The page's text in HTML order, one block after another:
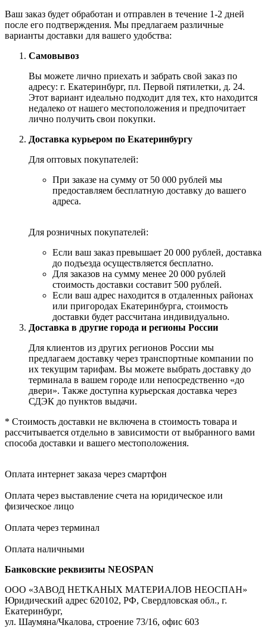
Ваш заказ будет обработан и отправлен в течение 1-2 дней
после его подтверждения. Мы предлагаем различные
варианты доставки для вашего удобства:
Самовывоз
Вы можете лично приехать и забрать свой заказ по
адресу: г. Екатеринбург, пл. Первой пятилетки, д. 24.
Этот вариант идеально подходит для тех, кто находится
недалеко от нашего местоположения и предпочитает
лично получить свои покупки.
Доставка курьером по Екатеринбургу
Для оптовых покупателей:
При заказе на сумму от 50 000 рублей мы
предоставляем бесплатную доставку до вашего
адреса.
Для розничных покупателей:
Если ваш заказ превышает 20 000 рублей, доставка
до подъезда осуществляется бесплатно.
Для заказов на сумму менее 20 000 рублей
стоимость доставки составит 500 рублей.
Если ваш адрес находится в отдаленных районах
или пригородах Екатеринбурга, стоимость
доставки будет рассчитана индивидуально.
Доставка в другие города и регионы России
Для клиентов из других регионов России мы
предлагаем доставку через транспортные компании по
их текущим тарифам. Вы можете выбрать доставку до
терминала в вашем городе или непосредственно «до
двери». Также доступна курьерская доставка через
СДЭК до пунктов выдачи.
* Стоимость доставки не включена в стоимость товара и
рассчитывается отдельно в зависимости от выбранного вами
способа доставки и вашего местоположения.
Оплата интернет заказа через смартфон
Оплата через выставление счета на юридическое или
физическое лицо
Оплата через терминал
Оплата наличными
Банковские реквизиты NEOSPAN
ООО «ЗАВОД НЕТКАНЫХ МАТЕРИАЛОВ НЕОСПАН»
Юридический адрес 620102, РФ, Свердловская обл., г.
Екатеринбург,
ул. Шаумяна/Чкалова, строение 73/16, офис 603